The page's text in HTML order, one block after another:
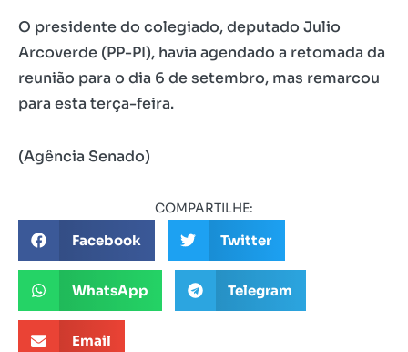
O presidente do colegiado, deputado Julio
Arcoverde (PP-PI), havia agendado a retomada da
reunião para o dia 6 de setembro, mas remarcou
para esta terça-feira.
(Agência Senado)
COMPARTILHE:
Facebook Twitter
WhatsApp Telegram
Email